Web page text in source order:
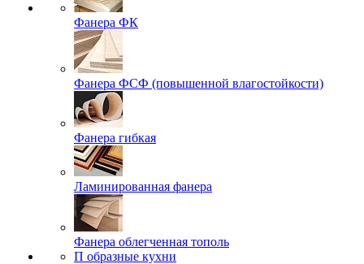
Фанера ФК
Фанера ФСФ (повышенной влагостойкости)
Фанера гибкая
Ламинированная фанера
Фанера облегченная тополь
П образные кухни